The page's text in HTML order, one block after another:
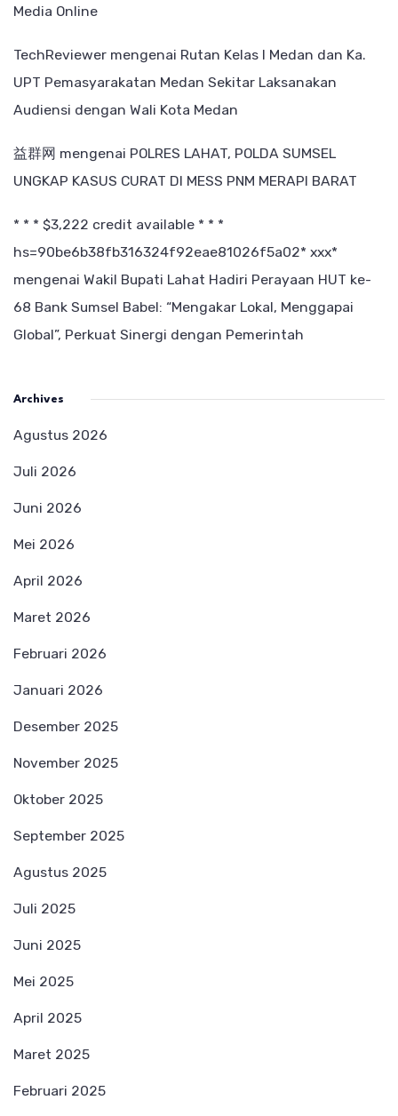
Media Online
TechReviewer mengenai Rutan Kelas I Medan dan Ka.
UPT Pemasyarakatan Medan Sekitar Laksanakan
Audiensi dengan Wali Kota Medan
益群网 mengenai POLRES LAHAT, POLDA SUMSEL
UNGKAP KASUS CURAT DI MESS PNM MERAPI BARAT
* * * $3,222 credit available * * *
hs=90be6b38fb316324f92eae81026f5a02* ххх*
mengenai Wakil Bupati Lahat Hadiri Perayaan HUT ke-
68 Bank Sumsel Babel: “Mengakar Lokal, Menggapai
Global”, Perkuat Sinergi dengan Pemerintah
Archives
Agustus 2026
Juli 2026
Juni 2026
Mei 2026
April 2026
Maret 2026
Februari 2026
Januari 2026
Desember 2025
November 2025
Oktober 2025
September 2025
Agustus 2025
Juli 2025
Juni 2025
Mei 2025
April 2025
Maret 2025
Februari 2025